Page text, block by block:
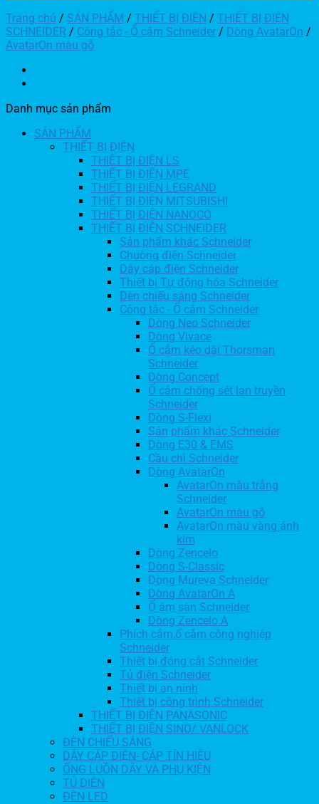
Trang chủ / SẢN PHẨM / THIẾT BỊ ĐIỆN / THIẾT BỊ ĐIỆN
SCHNEIDER / Công tắc - Ổ cắm Schneider / Dòng AvatarOn /
AvatarOn màu gỗ
Danh mục sản phẩm
SẢN PHẨM
THIẾT BỊ ĐIỆN
THIẾT BỊ ĐIỆN LS
THIẾT BỊ ĐIỆN MPE
THIẾT BỊ ĐIỆN LEGRAND
THIẾT BỊ ĐIỆN MITSUBISHI
THIẾT BỊ ĐIỆN NANOCO
THIẾT BỊ ĐIỆN SCHNEIDER
Sản phẩm khác Schneider
Chuông điện Schneider
Dây cáp điện Schneider
Thiết bị Tự động hóa Schneider
Đèn chiếu sáng Schneider
Công tắc - Ổ cắm Schneider
Dòng Neo Schneider
Dòng Vivace
Ổ cắm kéo dài Thorsman
Schneider
Dòng Concept
Ổ cắm chống sét lan truyền
Schneider
Dòng S-Flexi
Sản phẩm khác Schneider
Dòng E30 & EMS
Cầu chì Schneider
Dòng AvatarOn
AvatarOn màu trắng
Schneider
AvatarOn màu gỗ
AvatarOn màu vàng ánh
kim
Dòng Zencelo
Dòng S-Classic
Dòng Mureva Schneider
Dòng AvatarOn A
Ổ âm sàn Schneider
Dòng Zencelo A
Phích cắm,ổ cắm công nghiệp
Schneider
Thiết bị đóng cắt Schneider
Tủ điện Schneider
Thiết bị an ninh
Thiết bị công trình Schneider
THIẾT BỊ ĐIỆN PANASONIC
THIẾT BỊ ĐIỆN SINO/ VANLOCK
ĐÈN CHIẾU SÁNG
DÂY CÁP ĐIỆN- CÁP TÍN HIỆU
ỐNG LUỒN DÂY VÀ PHỤ KIỆN
TỦ ĐIỆN
ĐÈN LED